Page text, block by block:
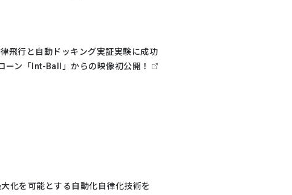
飛行と自動ドッキング実証実験に成功
ーン「Int-Ball」からの映像初公開！
化を可能とする自動化自律化技術を